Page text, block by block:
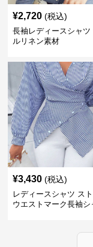
¥2,720 (税込)
長袖レディースシャツ
ルリネン素材
¥3,430 (税込)
レディースシャツ ス
ウエストマーク長袖シ